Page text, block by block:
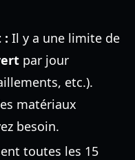
: Il y a une limite de
par jour
etc.).
matériaux
besoin.
toutes les 15